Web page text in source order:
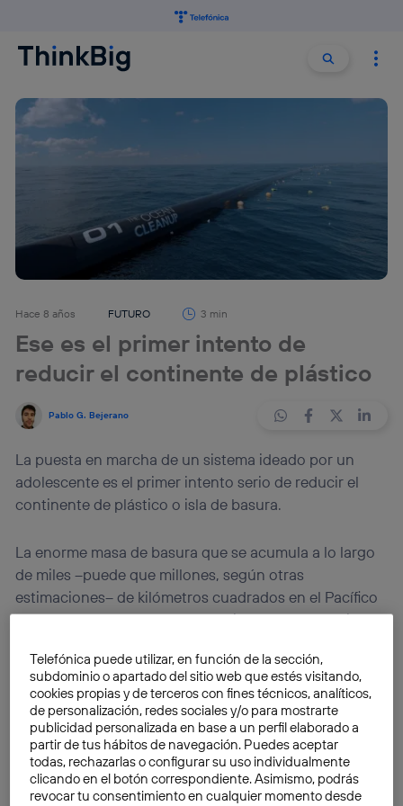
Buscar
Hace 8 años FUTURO 3 min
Ese es el primer intento de
reducir el continente de plástico
Pablo G. Bejerano
La puesta en marcha de un sistema ideado por un
adolescente es el primer intento serio de reducir el
continente de plástico o isla de basura.
La enorme masa de basura que se acumula a lo largo
de miles –puede que millones, según otras
estimaciones– de kilómetros cuadrados en el Pacífico
Norte va a ser enfrentada por primera vez. La entidad
poner en marcha una máquina para reducir el
continente de plástico de tamaño.
El inventor de la máquina esBoyan Slat, que con 18
años ideó este sistema con el fin de poder limpiar los
océanos del plástico. Después creó la organización
The Ocean Cleanup, con el fin de dar salida a su
Telefónica puede utilizar, en función de la sección,
subdominio o apartado del sitio web que estés visitando,
cookies propias y de terceros con fines técnicos, analíticos,
de personalización, redes sociales y/o para mostrarte
publicidad personalizada en base a un perfil elaborado a
partir de tus hábitos de navegación. Puedes aceptar
todas, rechazarlas o configurar su uso individualmente
clicando en el botón correspondiente. Asimismo, podrás
revocar tu consentimiento en cualquier momento desde